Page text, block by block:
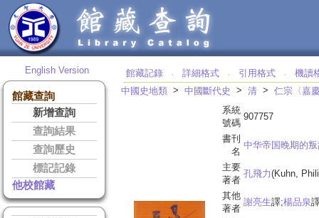
English Version
館藏查詢
新增查詢
查詢結果
查詢歷史
標記記錄
他校館藏
館藏記錄 ‧ 詳細格式 ‧ 引用格式 ‧
機讀
中國史地類 > 中國斷代史 > 清 > 仁宗〈嘉
系統
號碼
907757
書刊
名
中华帝国晚期的
主要
著者
孔飛力(Kuhn,
其他
著者
謝亮生譯;楊品泉